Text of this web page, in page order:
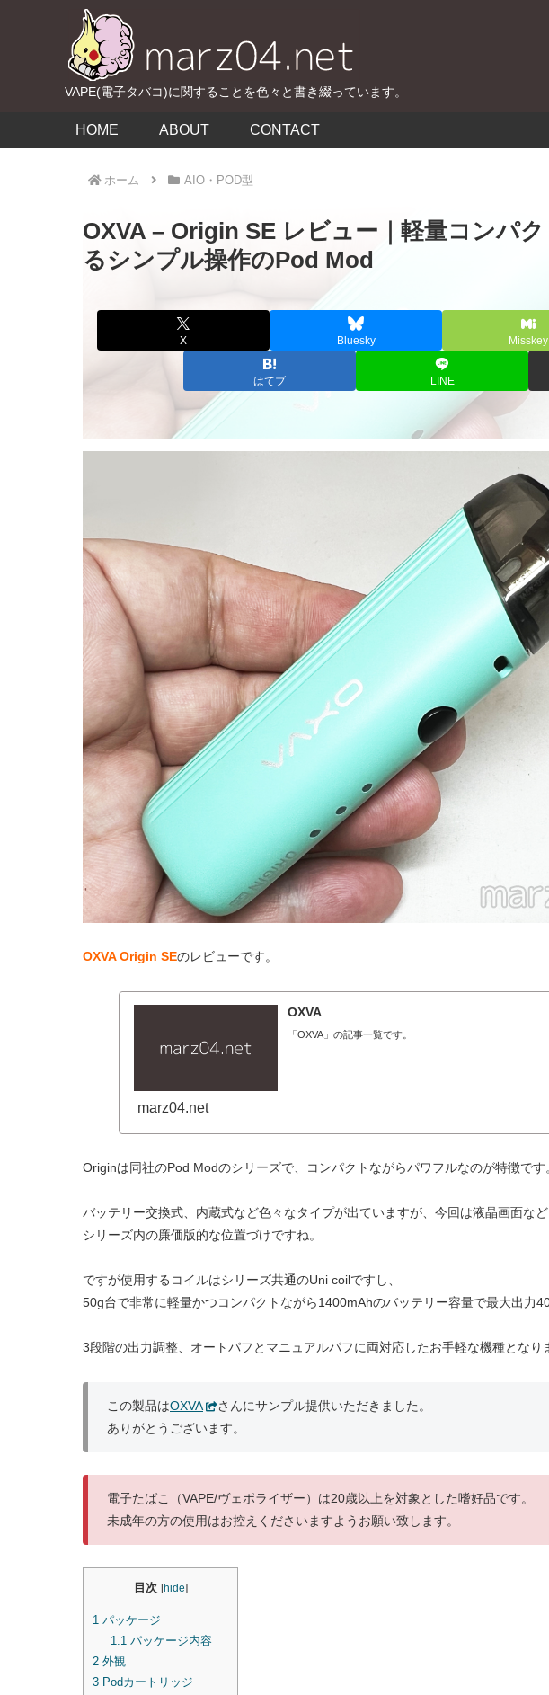
VAPE(電子タバコ)に関することを色々と書き綴っています。
HOME ABOUT CONTACT
ホーム AIO・POD型
OXVA – Origin SE レビュー｜軽量コンパ
るシンプル操作のPod Mod
X Bluesky Misskey
はてブ LINE
OXVA Origin SEのレビューです。
OXVA
「OXVA」の記事一覧です。
marz04.net
Originは同社のPod Modのシリーズで、コンパクトながらパワフルなのが特徴です
バッテリー交換式、内蔵式など色々なタイプが出ていますが、今回は液晶画面な
シリーズ内の廉価版的な位置づけですね。
ですが使用するコイルはシリーズ共通のUni coilですし、
50g台で非常に軽量かつコンパクトながら1400mAhのバッテリー容量で最大出力
3段階の出力調整、オートパフとマニュアルパフに両対応したお手軽な機種となり
この製品はOXVA
さんにサンプル提供いただきました。
ありがとうございます。
電子たばこ（VAPE/ヴェポライザー）は20歳以上を対象とした嗜好品です。
未成年の方の使用はお控えくださいますようお願い致します。
目次 [hide]
1 パッケージ
1.1パッケージ内容
2 外観
3 Podカートリッジ